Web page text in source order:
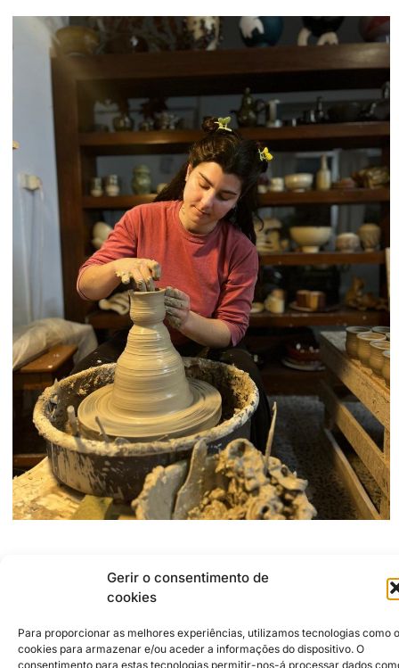
Gerir o consentimento de
cookies
Para proporcionar as melhores experiências, utilizamos tecnologias como
cookies para armazenar e/ou aceder a informações do dispositivo. O
consentimento para estas tecnologias permitir-nos-á processar dados
Morada do Estúdio:
Travessa da Água Quente, 5 e 9
Caldas da Rainha
927253613
https://www.instagram.com/barbara_miranda_ramos